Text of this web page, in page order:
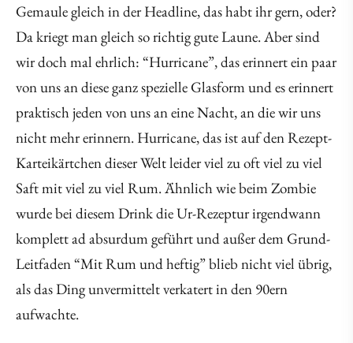
Gemaule gleich in der Headline, das habt ihr gern, oder?
Da kriegt man gleich so richtig gute Laune. Aber sind
wir doch mal ehrlich: “Hurricane”, das erinnert ein paar
von uns an diese ganz spezielle Glasform und es erinnert
praktisch jeden von uns an eine Nacht, an die wir uns
nicht mehr erinnern. Hurricane, das ist auf den Rezept-
Karteikärtchen dieser Welt leider viel zu oft viel zu viel
Saft mit viel zu viel Rum. Ähnlich wie beim Zombie
wurde bei diesem Drink die Ur-Rezeptur irgendwann
komplett ad absurdum geführt und außer dem Grund-
Leitfaden “Mit Rum und heftig” blieb nicht viel übrig,
als das Ding unvermittelt verkatert in den 90ern
aufwachte.